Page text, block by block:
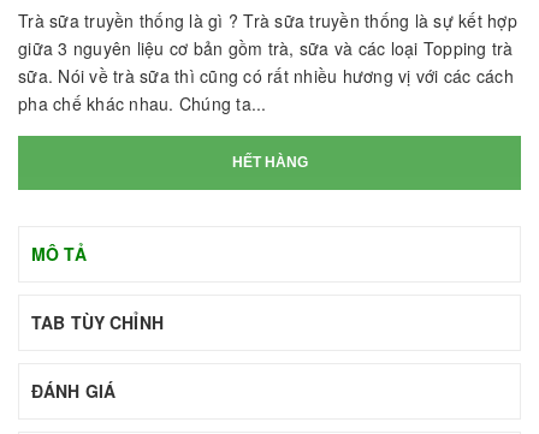
Trà sữa truyền thống là gì ? Trà sữa truyền thống là sự kết hợp
giữa 3 nguyên liệu cơ bản gồm trà, sữa và các loại Topping trà
sữa. Nói về trà sữa thì cũng có rất nhiều hương vị với các cách
pha chế khác nhau. Chúng ta...
HẾT HÀNG
MÔ TẢ
TAB TÙY CHỈNH
ĐÁNH GIÁ